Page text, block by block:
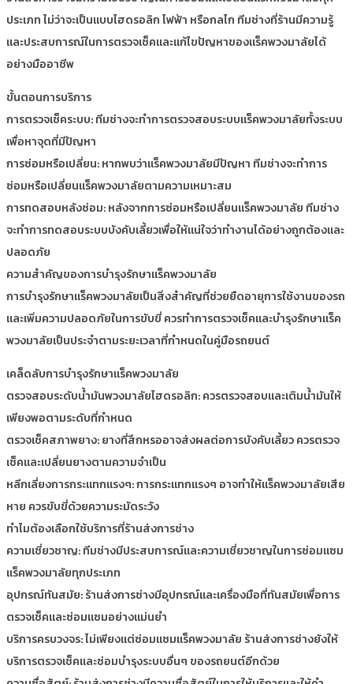
ประเภท ไม่ว่าจะเป็นแบบไฮดรอลิก ไฟฟ้า หรือกลไก ทีมช่างที่ร้านมีความรู้
และประสบการณ์ในการตรวจเช็คและแก้ไขปัญหาของแร็คพวงมาลัยได้
อย่างมืออาชีพ
ขั้นตอนการบริการ
การตรวจเช็คระบบ: ทีมช่างจะทำการตรวจสอบระบบแร็คพวงมาลัยทั้งระบบ
เพื่อหาจุดที่มีปัญหา
การซ่อมหรือเปลี่ยน: หากพบว่าแร็คพวงมาลัยมีปัญหา ทีมช่างจะทำการ
ซ่อมหรือเปลี่ยนแร็คพวงมาลัยตามความเหมาะสม
การทดสอบหลังซ่อม: หลังจากการซ่อมหรือเปลี่ยนแร็คพวงมาลัย ทีมช่าง
จะทำการทดสอบระบบบังคับเลี้ยวเพื่อให้แน่ใจว่าทำงานได้อย่างถูกต้องและ
ปลอดภัย
ความสำคัญของการบำรุงรักษาแร็คพวงมาลัย
การบำรุงรักษาแร็คพวงมาลัยเป็นสิ่งสำคัญที่ช่วยยืดอายุการใช้งานของรถ
และเพิ่มความปลอดภัยในการขับขี่ ควรทำการตรวจเช็คและบำรุงรักษาแร็ค
พวงมาลัยเป็นประจำตามระยะเวลาที่กำหนดในคู่มือรถยนต์
เคล็ดลับการบำรุงรักษาแร็คพวงมาลัย
ตรวจสอบระดับน้ำมันพวงมาลัยไฮดรอลิก: ควรตรวจสอบและเติมน้ำมันให้
เพียงพอตามระดับที่กำหนด
ตรวจเช็คสภาพยาง: ยางที่สึกหรออาจส่งผลต่อการบังคับเลี้ยว ควรตรวจ
เช็คและเปลี่ยนยางตามความจำเป็น
หลีกเลี่ยงการกระแทกแรงๆ: การกระแทกแรงๆ อาจทำให้แร็คพวงมาลัยเสีย
หาย ควรขับขี่ด้วยความระมัดระวัง
ทำไมต้องเลือกใช้บริการที่ร้านส่งการช่าง
ความเชี่ยวชาญ: ทีมช่างมีประสบการณ์และความเชี่ยวชาญในการซ่อมแซม
แร็คพวงมาลัยทุกประเภท
อุปกรณ์ทันสมัย: ร้านส่งการช่างมีอุปกรณ์และเครื่องมือที่ทันสมัยเพื่อการ
ตรวจเช็คและซ่อมแซมอย่างแม่นยำ
บริการครบวงจร: ไม่เพียงแต่ซ่อมแซมแร็คพวงมาลัย ร้านส่งการช่างยังให้
บริการตรวจเช็คและซ่อมบำรุงระบบอื่นๆ ของรถยนต์อีกด้วย